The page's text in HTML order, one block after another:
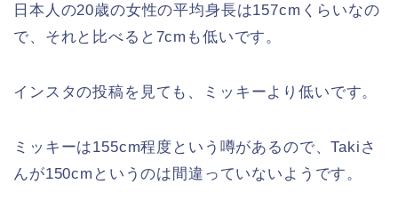
日本人の20歳の女性の平均身長は157cmくらいなの
で、それと比べると7cmも低いです。
インスタの投稿を見ても、ミッキーより低いです。
ミッキーは155cm程度という噂があるので、Takiさ
んが150cmというのは間違っていないようです。